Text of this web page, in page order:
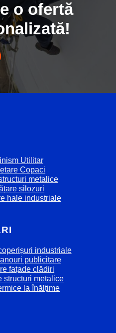
o ofertă
Utilitar
Copaci
metalice
silozuri
hale industriale
industriale
publicitare
fațade clădiri
structuri metalice
la înălțime